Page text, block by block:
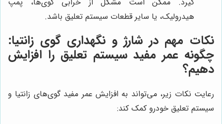
هیدرولیک، یا سایر قطعات سیستم تعلیق باشد.
نکات مهم در شارژ و نگهداری گوی زانتیا:
چگونه عمر مفید سیستم تعلیق را افزایش
دهیم؟
رعایت نکات زیر، می‌تواند به افزایش عمر مفید گوی‌های زانتیا و
سیستم تعلیق خودرو کمک کند: